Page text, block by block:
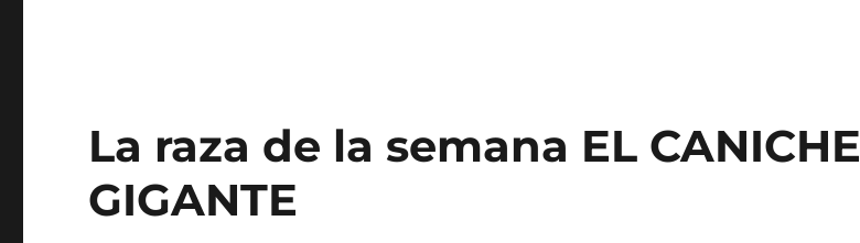
La raza de la semana EL CANICHE
GIGANTE